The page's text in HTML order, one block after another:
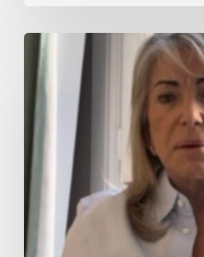
Message
vidéo
Sénatrice
Evelyne
Renaud-
Garabedian